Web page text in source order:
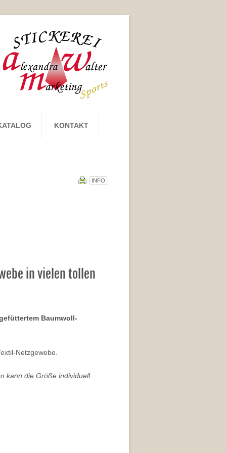
KONTAKT
INFO
in vielen tollen
Baumwoll-
Netzgewebe.
kann die Größe individuell